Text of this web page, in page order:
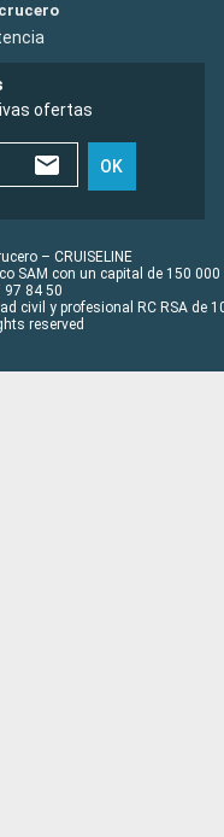
ofertas
OK
– CRUISELINE
SAM con un capital de 150 000
97 84 50
civil y profesional RC RSA de
reserved